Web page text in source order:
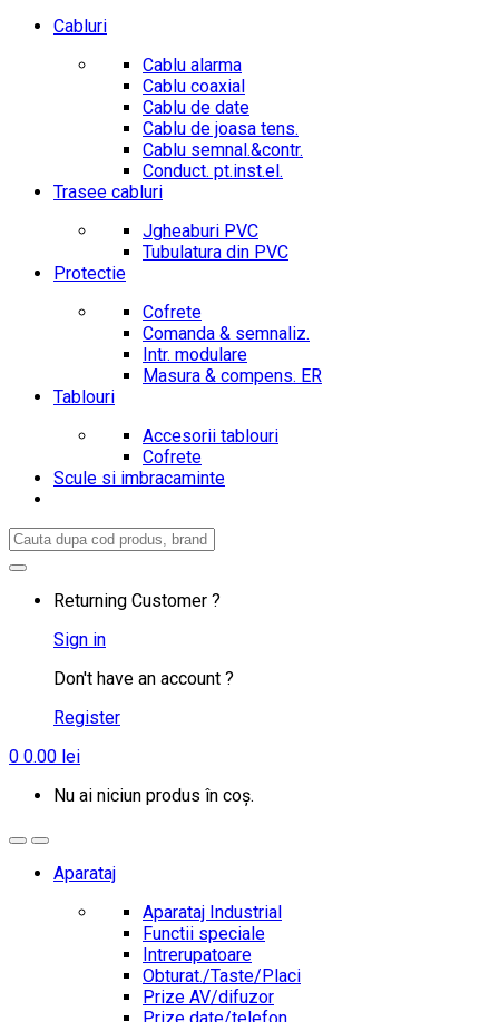
Cabluri
Cablu alarma
Cablu coaxial
Cablu de date
Cablu de joasa tens.
Cablu semnal.&contr.
Conduct. pt.inst.el.
Trasee cabluri
Jgheaburi PVC
Tubulatura din PVC
Protectie
Cofrete
Comanda & semnaliz.
Intr. modulare
Masura & compens. ER
Tablouri
Accesorii tablouri
Cofrete
Scule si imbracaminte
Search
Returning Customer ?
Sign in
Don't have an account ?
Register
0 0.00 lei
Nu ai niciun produs în coș.
Aparataj
Aparataj Industrial
Functii speciale
Intrerupatoare
Obturat./Taste/Placi
Prize AV/difuzor